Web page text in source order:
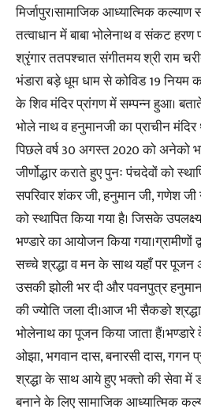
मिर्जापुर।सामाजिक आध्यात्मिक
तत्वाधान में बाबा भोलेनाथ व संकट
श्रृंगार ततपश्चात संगीतमय श्री राम
भंडारा बड़े धूम धाम से कोविड 19 नियम
के शिव मंदिर प्रांगण में सम्पन्न हुआ।
भोले नाथ व हनुमानजी का प्राचीन मंदिर
पिछले वर्ष 30 अगस्त 2020 को अनेको
जीर्णोद्धार कराते हुए पुनः पंचदेवों को
सपरिवार शंकर जी, हनुमान जी, गणेश जी
को स्थापित किया गया है। जिसके
भण्डारे का आयोजन किया गया।ग्रामीणों
सच्चे श्रद्धा व मन के साथ यहाँ पर पूजन
उसकी झोली भर दी और पवनपुत्र
की ज्योति जला दी।आज भी सैकङो
भोलेनाथ का पूजन किया जाता
ओझा, भगवान दास, बनारसी दास, गगन
श्रद्धा के साथ आये हुए भक्तो की सेवा
बनाने के लिए सामाजिक आध्यात्मिक